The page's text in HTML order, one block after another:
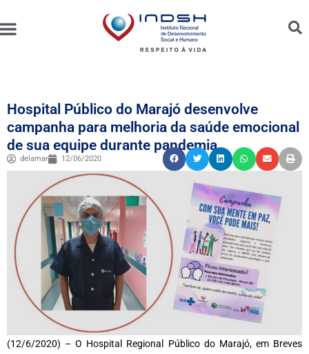
Hospital Público do Marajó desenvolve
campanha para melhoria da saúde emocional
de sua equipe durante pandemia
delamar 12/06/2020
(12/6/2020) – O Hospital Regional Público do Marajó, em Breves